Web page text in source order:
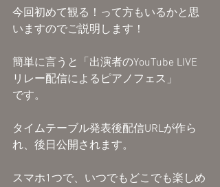
今回初めて観る！って方もいるかと思
いますのでご説明します！
簡単に言うと「出演者のYouTube LIVE
リレー配信によるピアノフェス」
です。
タイムテーブル発表後配信URLが作ら
れ、後日公開されます。
スマホ1つで、いつでもどこでも楽しめ